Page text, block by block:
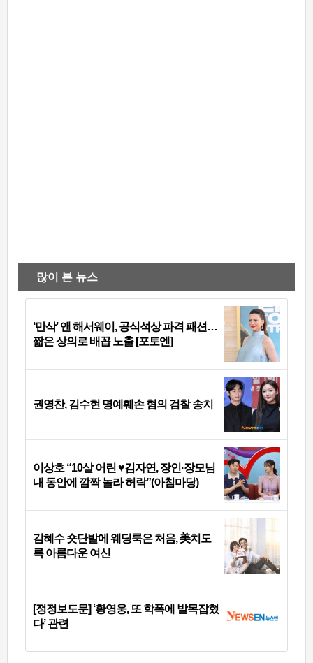
많이 본 뉴스
‘만삭’ 앤 해서웨이, 공식석상 파격 패션…
짧은 상의로 배꼽 노출 [포토엔]
권영찬, 김수현 명예훼손 혐의 검찰 송치
이상호 “10살 어린 ♥김자연, 장인·장모님
내 동안에 깜짝 놀라 허락”(아침마당)
김혜수 숏단발에 웨딩룩은 처음, 美치도
록 아름다운 여신
[정정보도문] ‘황영웅, 또 학폭에 발목잡혔
다’ 관련